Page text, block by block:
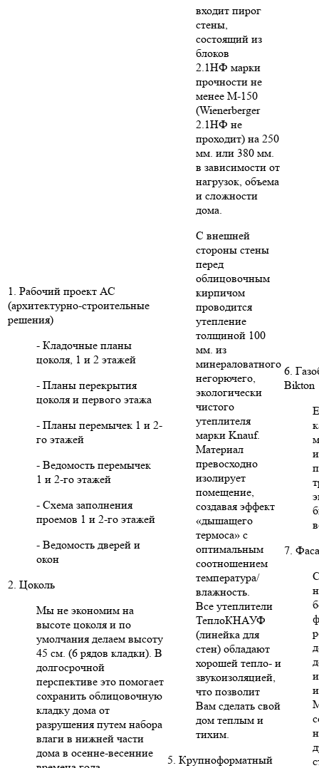
1. Рабочий проект АС
(архитектурно-строительные
решения)
- Кладочные планы
цоколя, 1 и 2 этажей
- Планы перекрытия
цоколя и первого этажа
- Планы перемычек 1 и 2-
го этажей
- Ведомость перемычек
1 и 2-го этажей
- Схема заполнения
проемов 1 и 2-го этажей
- Ведомость дверей и
окон
2. Цоколь
Мы не экономим на
высоте цоколя и по
умолчания делаем высоту
45 см. (6 рядов кладки). В
долгосрочной
перспективе это помогает
сохранить облицовочную
кладку дома от
разрушения путем набора
влаги в нижней части
дома в осенне-весенние
входит пирог
стены,
состоящий из
блоков
2.1НФ марки
прочности не
менее М-150
(Wienerberger
2.1НФ не
проходит) на 250
мм. или 380 мм.
в зависимости от
нагрузок, объема
и сложности
дома.
С внешней
стороны стены
перед
облицовочным
кирпичом
проводится
утепление
толщиной 100
мм. из
минераловатного
негорючего,
экологически
чистого
утеплителя
марки Knauf.
Материал
превосходно
изолирует
помещение,
создавая эффект
«дышащего
термоса» с
оптимальным
соотношением
температура/
влажность.
Все утеплители
ТеплоКНАУФ
(линейка для
стен) обладают
хорошей тепло- и
звукоизоляцией,
что позволит
Вам сделать свой
дом теплым и
тихим.
5. Крупноформатный
6.
Bikton
7.